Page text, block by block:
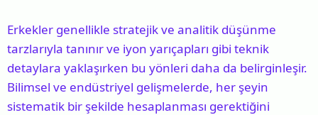
Erkekler genellikle stratejik ve analitik düşünme
tarzlarıyla tanınır ve iyon yarıçapları gibi teknik
detaylara yaklaşırken bu yönleri daha da belirginleşir.
Bilimsel ve endüstriyel gelişmelerde, her şeyin
sistematik bir şekilde hesaplanması gerektiğini